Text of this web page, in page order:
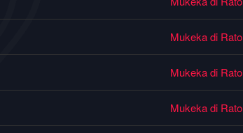
Mukeka di Rato
Mukeka di Rato
Mukeka di Rato